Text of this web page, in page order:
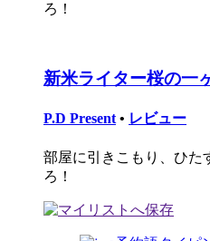
ろ！
新米ライター桜の一
P.D Present • レビュー
部屋に引きこもり、ひた
ろ！